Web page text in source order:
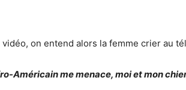
vidéo, on entend alors la femme crier au
Américain me menace, moi et mon